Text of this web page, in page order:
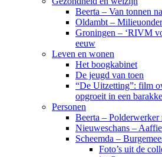
Beerta – Van tonnen
Oldambt –
Groningen – ‘RIVM
eeuw
Leven en wonen
Het boogkabinet
De jeugd van toen
“De Uitzetting”: film
opgroeit in een
Personen
Beerta – Polderwerker
Nieuweschans –
Scheemda –
Foto’s uit de